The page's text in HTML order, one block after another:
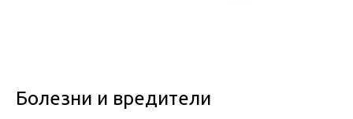
Болезни и вредители